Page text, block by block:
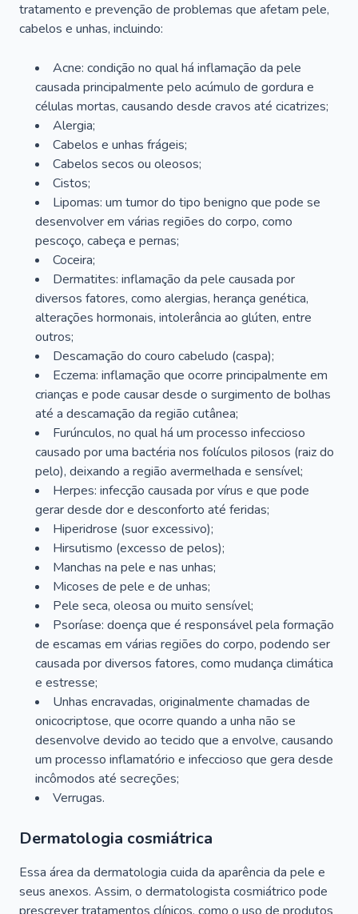
tratamento e prevenção de problemas que afetam pele,
cabelos e unhas, incluindo:
Acne: condição no qual há inflamação da pele
causada principalmente pelo acúmulo de gordura e
células mortas, causando desde cravos até cicatrizes;
Alergia;
Cabelos e unhas frágeis;
Cabelos secos ou oleosos;
Cistos;
Lipomas: um tumor do tipo benigno que pode se
desenvolver em várias regiões do corpo, como
pescoço, cabeça e pernas;
Coceira;
Dermatites: inflamação da pele causada por
diversos fatores, como alergias, herança genética,
alterações hormonais, intolerância ao glúten, entre
outros;
Descamação do couro cabeludo (caspa);
Eczema: inflamação que ocorre principalmente em
crianças e pode causar desde o surgimento de bolhas
até a descamação da região cutânea;
Furúnculos, no qual há um processo infeccioso
causado por uma bactéria nos folículos pilosos (raiz do
pelo), deixando a região avermelhada e sensível;
Herpes: infecção causada por vírus e que pode
gerar desde dor e desconforto até feridas;
Hiperidrose (suor excessivo);
Hirsutismo (excesso de pelos);
Manchas na pele e nas unhas;
Micoses de pele e de unhas;
Pele seca, oleosa ou muito sensível;
Psoríase: doença que é responsável pela formação
de escamas em várias regiões do corpo, podendo ser
causada por diversos fatores, como mudança climática
e estresse;
Unhas encravadas, originalmente chamadas de
onicocriptose, que ocorre quando a unha não se
desenvolve devido ao tecido que a envolve, causando
um processo inflamatório e infeccioso que gera desde
incômodos até secreções;
Verrugas.
Dermatologia cosmiátrica
Essa área da dermatologia cuida da aparência da pele e
seus anexos. Assim, o dermatologista cosmiátrico pode